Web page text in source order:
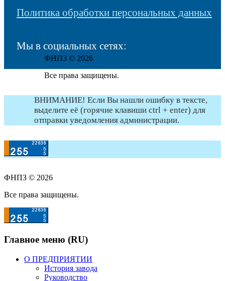
Политика обработки персональных данных
Мы в социальных сетях:
ФНПЗ © 2026
Все права защищены.
ВНИМАНИЕ! Если Вы нашли ошибку в тексте,
выделите её (горячие клавиши ctrl + enter) для
отправки уведомления администрации.
ФНПЗ © 2026
Все права защищены.
Главное меню (RU)
О ПРЕДПРИЯТИИ
История завода
Руководство